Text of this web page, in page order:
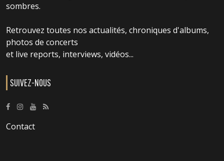
sombres.
Retrouvez toutes nos actualités, chroniques d'albums,
photos de concerts
et live reports, interviews, vidéos...
SUIVEZ-NOUS
Contact